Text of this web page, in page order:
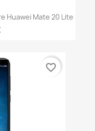
Huawei Mate 20 Lite
favorite_border